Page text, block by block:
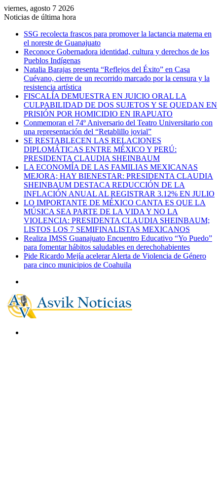
viernes, agosto 7 2026
Noticias de última hora
SSG recolecta frascos para promover la lactancia materna en
el noreste de Guanajuato
Reconoce Gobernadora identidad, cultura y derechos de los
Pueblos Indígenas
Natalia Barajas presenta “Reflejos del Éxito” en Casa
Cuévano, cierre de un recorrido marcado por la censura y la
resistencia artística
FISCALÍA DEMUESTRA EN JUICIO ORAL LA
CULPABILIDAD DE DOS SUJETOS Y SE QUEDAN EN
PRISIÓN POR HOMICIDIO EN IRAPUATO
Conmemoran el 74º Aniversario del Teatro Universitario con
una representación del “Retablillo jovial”
SE RESTABLECEN LAS RELACIONES
DIPLOMÁTICAS ENTRE MÉXICO Y PERÚ:
PRESIDENTA CLAUDIA SHEINBAUM
LA ECONOMÍA DE LAS FAMILIAS MEXICANAS
MEJORA; HAY BIENESTAR: PRESIDENTA CLAUDIA
SHEINBAUM DESTACA REDUCCIÓN DE LA
INFLACIÓN ANUAL AL REGISTRAR 3.12% EN JULIO
LO IMPORTANTE DE MÉXICO CANTA ES QUE LA
MÚSICA SEA PARTE DE LA VIDA Y NO LA
VIOLENCIA: PRESIDENTA CLAUDIA SHEINBAUM;
LISTOS LOS 7 SEMIFINALISTAS MEXICANOS
Realiza IMSS Guanajuato Encuentro Educativo “Yo Puedo”
para fomentar hábitos saludables en derechohabientes
Pide Ricardo Mejía acelerar Alerta de Violencia de Género
para cinco municipios de Coahuila